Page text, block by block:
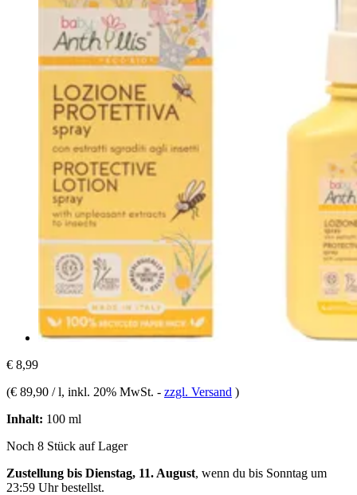
€ 8,99
(€ 89,90 / l, inkl. 20% MwSt. - zzgl. Versand )
Inhalt: 100 ml
Noch 8 Stück auf Lager
Zustellung bis Dienstag, 11. August, wenn du bis Sonntag um
23:59 Uhrbestellst.